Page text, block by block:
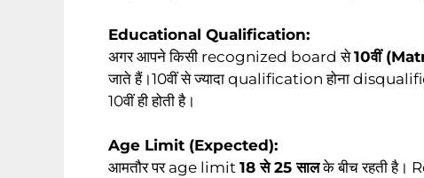
Educational Qualification:
अगर आपने किसी recognized board से10वीं
जाते हैं।10वीं से ज्यादा qualification होना
10वीं ही होती है।
Age Limit (Expected):
आमतौर पर age limit 18 से 25 सालके बीच रहती है।